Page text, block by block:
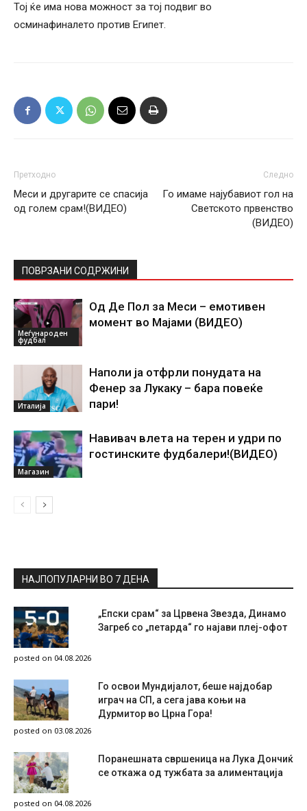
Тој ќе има нова можност за тој подвиг во
осминафиналето против Египет.
Претходно
Меси и другарите се спасија
од голем срам!(ВИДЕО)
Следно
Го имаме најубавиот гол на
Светското првенство
(ВИДЕО)
ПОВРЗАНИ СОДРЖИНИ
Меѓународен
фудбал
Од Де Пол за Меси – емотивен
момент во Мајами (ВИДЕО)
Италија
Наполи ја отфрли понудата на
Фенер за Лукаку – бара повеќе
пари!
Магазин
Навивач влета на терен и удри по
гостинските фудбалери!(ВИДЕО)
НАЈПОПУЛАРНИ ВО 7 ДЕНА
„Епски срам“ за Црвена Звезда, Динамо
Загреб со „петарда“ го најави плеј-офот
posted on 04.08.2026
Го освои Мундијалот, беше најдобар
играч на СП, а сега јава коњи на
Дурмитор во Црна Гора!
posted on 03.08.2026
Поранешната свршеница на Лука Дончиќ
се откажа од тужбата за алиментација
posted on 04.08.2026